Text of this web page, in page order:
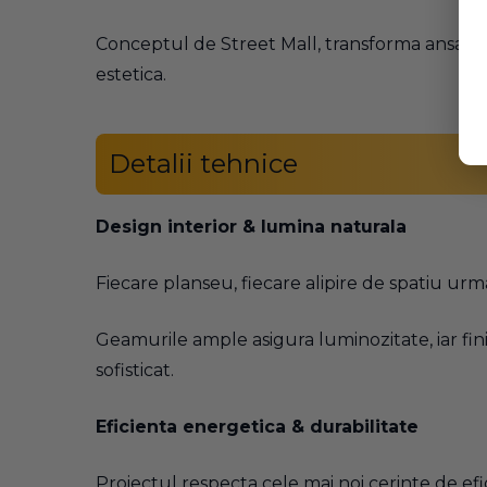
Conceptul de Street Mall, transforma
estetica.
Detalii tehnice
Design interior & lumina naturala
Fiecare planseu, fiecare alipire de spatiu
Geamurile ample asigura luminozitate, iar
sofisticat.
Eficienta energetica & durabilitate